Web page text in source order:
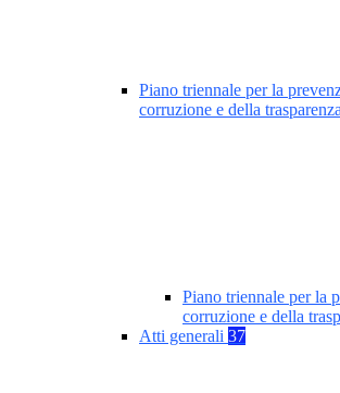
Piano triennale per la
corruzione e della trasparenza
Piano triennale per la
corruzione e della
Atti generali 37